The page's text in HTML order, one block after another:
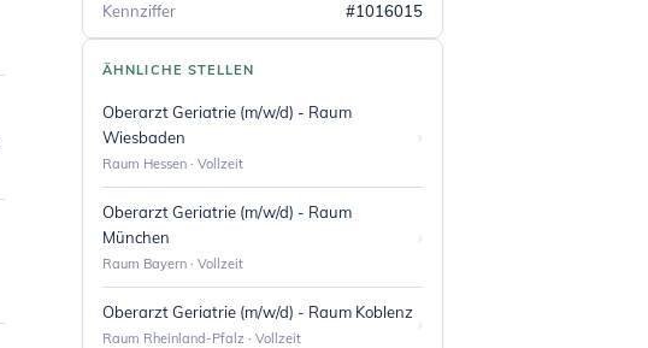
Kennziffer #1016015
ÄHNLICHE STELLEN
Oberarzt Geriatrie (m/w/d) - Raum
Wiesbaden
Raum Hessen · Vollzeit
›
Oberarzt Geriatrie (m/w/d) - Raum
München
Raum Bayern · Vollzeit
›
Oberarzt Geriatrie (m/w/d) - Raum Koblenz
Raum Rheinland-Pfalz · Vollzeit
›